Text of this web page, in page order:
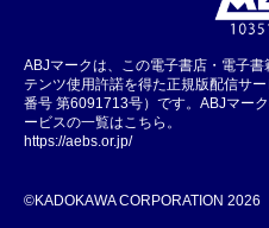
ABJマークは、この電子書店・電子
テンツ使用許諾を得た正規版配信サ
番号 第6091713号）です。ABJマー
ービスの一覧はこちら。
https://aebs.or.jp/
©KADOKAWA CORPORATION 2026